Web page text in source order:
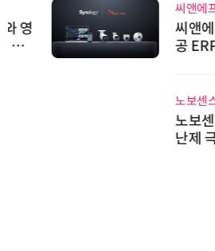
씨앤에프시스템
씨앤에프시스템, 오웬스그룹과 공
공 ERP·DX 사업 협력
노보센스, PWM 고주파 과도 간섭
난제 극복…차량용 전류 감지 증폭